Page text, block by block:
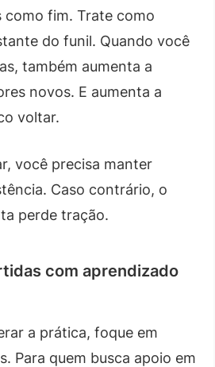
fim. Trate como
do funil. Quando você
também aumenta a
novos. E aumenta a
voltar.
você precisa manter
Caso contrário, o
perde tração.
com aprendizado
a prática, foque em
Para quem busca apoio em